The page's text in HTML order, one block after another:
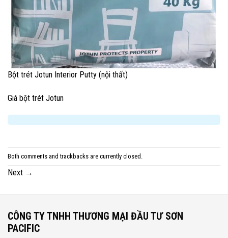
Bột trét Jotun Interior Putty (nội thất)
Giá bột trét Jotun
Both comments and trackbacks are currently closed.
Next →
CÔNG TY TNHH THƯƠNG MẠI ĐẦU TƯ SƠN
PACIFIC